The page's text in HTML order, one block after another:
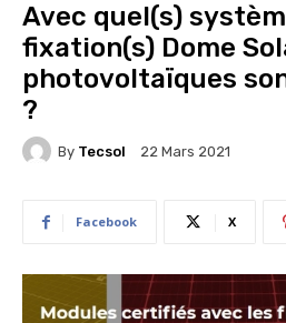
Avec quel(s)
fixation(s) Dome
photovoltaïques
?
By Tecsol 22 Mars 2021
Facebook X